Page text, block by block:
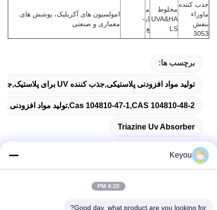
جذب کننده
ماوراء
بنفش
3053
مخلوط
UVA&HA
LS
م
ای
ع
-
امولسیون های آکریلیک، پوشش های
معماری و صنعتی
برچسب ها:
تولید مواد افزودنی پلاستیکی,جذب کننده UV برای پلاستیک,جذب کننده ی UV تریازین
Cas 104810-47-1,CAS 104810-48-2,تولید مواد افزودنی پلاستیکی
Triazine Uv Absorber
Keyou
4:20 PM
Good day, what product are you looking for?